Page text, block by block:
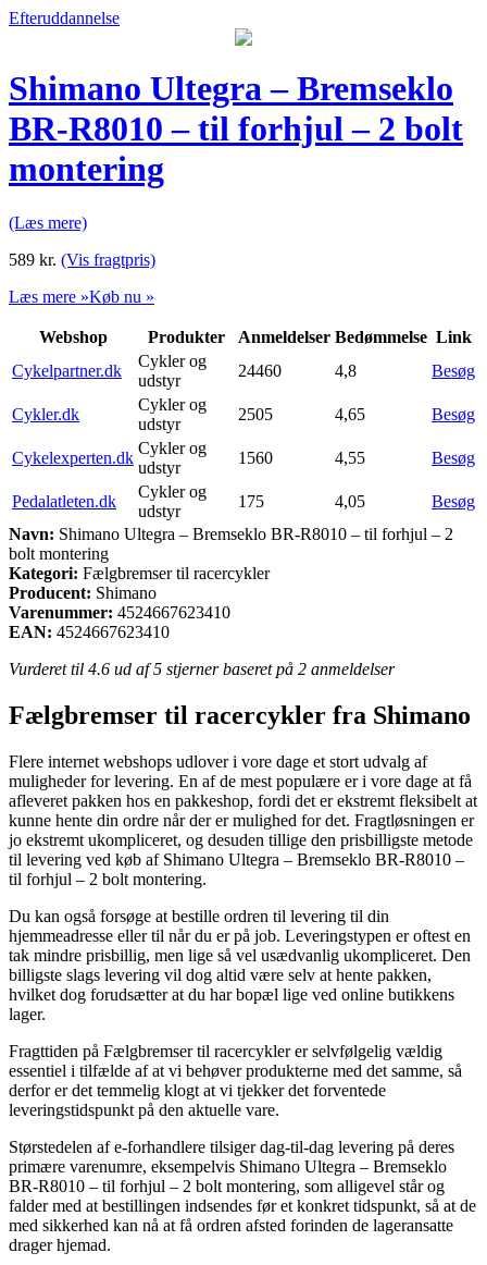
Efteruddannelse
Shimano Ultegra – Bremseklo
BR-R8010 – til forhjul – 2 bolt
montering
(Læs mere)
589 kr. (Vis fragtpris)
Læs mere »Køb nu »
Webshop Produkter Anmeldelser Bedømmelse Link
Cykelpartner.dk
Cykler og
udstyr
24460 4,8 Besøg
Cykler.dk
Cykler og
udstyr
2505 4,65 Besøg
Cykelexperten.dk
Cykler og
udstyr
1560 4,55 Besøg
Pedalatleten.dk
Cykler og
udstyr
175 4,05
Besøg
Navn: Shimano Ultegra – Bremseklo BR-R8010 – til forhjul – 2
bolt montering
Kategori: Fælgbremser til racercykler
Producent: Shimano
Varenummer: 4524667623410
EAN: 4524667623410
Vurderet til 4.6 ud af 5 stjerner baseret på 2 anmeldelser
Fælgbremser til racercykler fra Shimano
Flere internet webshops udlover i vore dage et stort udvalg af
muligheder for levering. En af de mest populære er i vore dage at få
afleveret pakken hos en pakkeshop, fordi det er ekstremt fleksibelt at
kunne hente din ordre når der er mulighed for det. Fragtløsningen er
jo ekstremt ukompliceret, og desuden tillige den prisbilligste metode
til levering ved køb af Shimano Ultegra – Bremseklo BR-R8010 –
til forhjul – 2 bolt montering.
Du kan også forsøge at bestille ordren til levering til din
hjemmeadresse eller til når du er på job. Leveringstypen er oftest en
tak mindre prisbillig, men lige så vel usædvanlig ukompliceret. Den
billigste slags levering vil dog altid være selv at hente pakken,
hvilket dog forudsætter at du har bopæl lige ved online butikkens
lager.
Fragttiden på Fælgbremser til racercykler er selvfølgelig vældig
essentiel i tilfælde af at vi behøver produkterne med det samme, så
derfor er det temmelig klogt at vi tjekker det forventede
leveringstidspunkt på den aktuelle vare.
Størstedelen af e-forhandlere tilsiger dag-til-dag levering på deres
primære varenumre, eksempelvis Shimano Ultegra – Bremseklo
BR-R8010 – til forhjul – 2 bolt montering, som alligevel står og
falder med at bestillingen indsendes før et konkret tidspunkt, så at de
med sikkerhed kan nå at få ordren afsted forinden de lageransatte
drager hjemad.